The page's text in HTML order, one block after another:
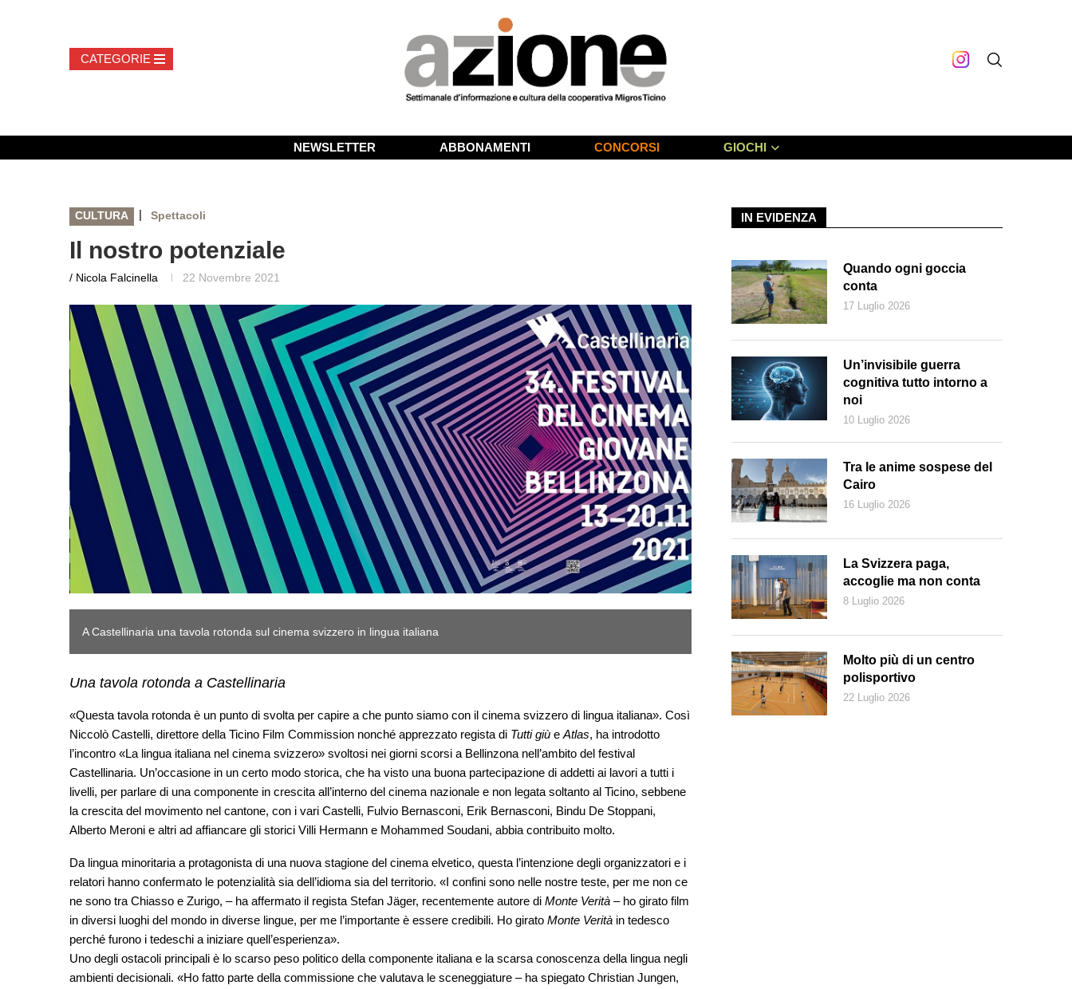
NEWSLETTER ABBONAMENTI CONCORSI GIOCHI
CULTURA | Spettacoli
Il nostro potenziale
/ Nicola Falcinella 22 Novembre 2021
A Castellinaria una tavola rotonda sul cinema svizzero in lingua italiana A Castellinaria una tavola rotonda sul cinema svizzero in lingua italiana
Una tavola rotonda a Castellinaria
«Questa tavola rotonda è un punto di svolta per capire a che punto siamo con il cinema svizzero di lingua italiana». Così
Niccolò Castelli, direttore della Ticino Film Commission nonché apprezzato regista di Tutti giù e Atlas, ha introdotto
l’incontro «La lingua italiana nel cinema svizzero» svoltosi nei giorni scorsi a Bellinzona nell’ambito del festival
Castellinaria. Un’occasione in un certo modo storica, che ha visto una buona partecipazione di addetti ai lavori a tutti i
livelli, per parlare di una componente in crescita all’interno del cinema nazionale e non legata soltanto al Ticino, sebbene
la crescita del movimento nel cantone, con i vari Castelli, Fulvio Bernasconi, Erik Bernasconi, Bindu De Stoppani,
Alberto Meroni e altri ad affiancare gli storici Villi Hermann e Mohammed Soudani, abbia contribuito molto.
Da lingua minoritaria a protagonista di una nuova stagione del cinema elvetico, questa l’intenzione degli organizzatori e i
relatori hanno confermato le potenzialità sia dell’idioma sia del territorio. «I confini sono nelle nostre teste, per me non ce
ne sono tra Chiasso e Zurigo, – ha affermato il regista Stefan Jäger, recentemente autore di Monte Verità – ho girato film
in diversi luoghi del mondo in diverse lingue, per me l’importante è essere credibili. Ho girato Monte Verità in tedesco
perché furono i tedeschi a iniziare quell’esperienza».
Uno degli ostacoli principali è lo scarso peso politico della componente italiana e la scarsa conoscenza della lingua negli
ambienti decisionali. «Ho fatto parte della commissione che valutava le sceneggiature – ha spiegato Christian Jungen,
IN EVIDENZA
Quando ogni goccia
conta
17 Luglio 2026
Un’invisibile guerra
cognitiva tutto intorno a
noi
10 Luglio 2026
Tra le anime sospese del
Cairo
16 Luglio 2026
La Svizzera paga,
accoglie ma non conta
8 Luglio 2026
Molto più di un centro
polisportivo
22 Luglio 2026